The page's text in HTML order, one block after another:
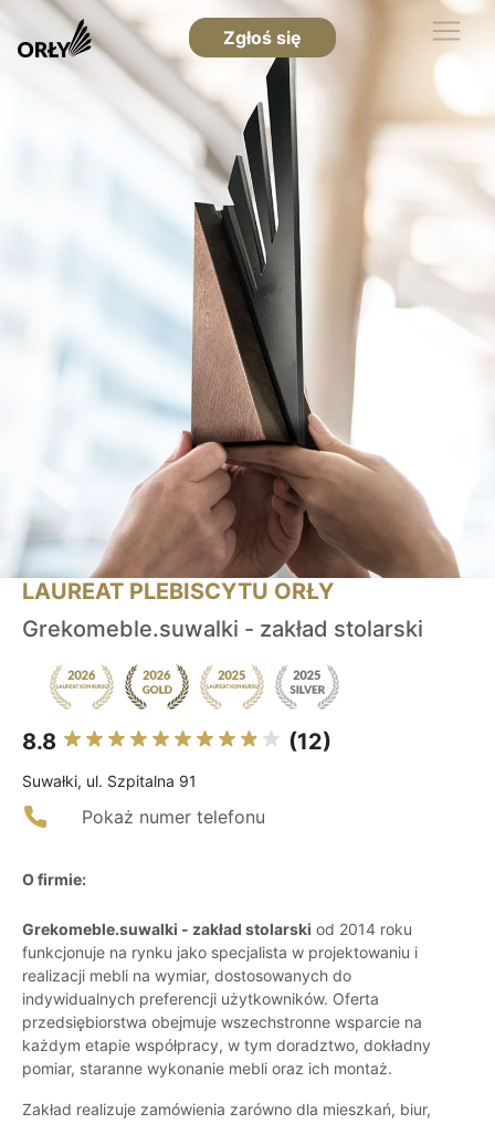
Zgłoś się
LAUREAT PLEBISCYTU ORŁY
Grekomeble.suwalki - zakład stolarski
8.8 (12)
Suwałki, ul. Szpitalna 91
Pokaż numer telefonu
O firmie:
Grekomeble.suwalki - zakład stolarski od 2014 roku
funkcjonuje na rynku jako specjalista w projektowaniu i
realizacji mebli na wymiar, dostosowanych do
indywidualnych preferencji użytkowników. Oferta
przedsiębiorstwa obejmuje wszechstronne wsparcie na
każdym etapie współpracy, w tym doradztwo, dokładny
pomiar, staranne wykonanie mebli oraz ich montaż.
Zakład realizuje zamówienia zarówno dla mieszkań, biur,